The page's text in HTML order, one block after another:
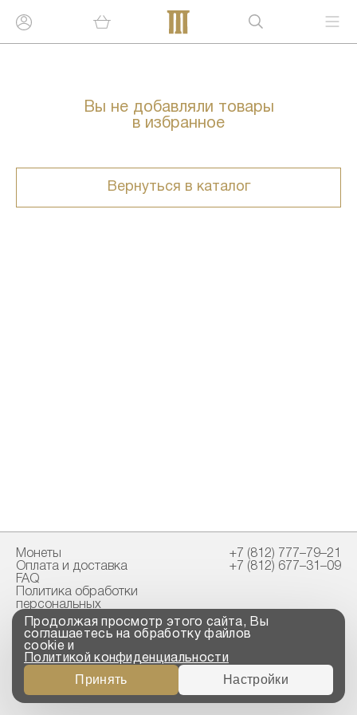
Вы не добавляли товары
в избранное
Вернуться в каталог
Монеты
Оплата и доставка
FAQ
Политика обработки
персональных
данных
Свидетельство
пробирной палаты
+7 (812) 777–79–21
+7 (812) 677–31–09
Copyright © 2023-2026
“ООО ТРОЙСКИЙ
СТАНДАРТ”
Продолжая просмотр этого сайта, Вы
соглашаетесь на обработку файлов
cookie и
Политикой конфиденциальности
Принять Настройки